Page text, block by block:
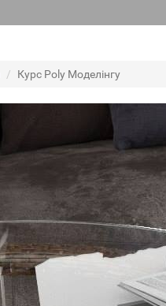
Курс Poly Моделінгу